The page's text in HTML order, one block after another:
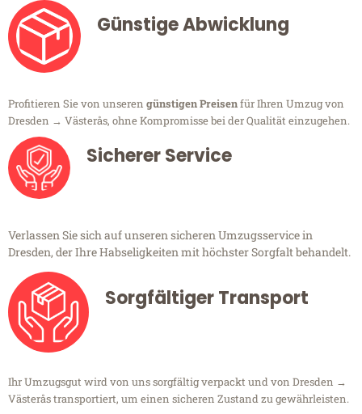
Günstige Abwicklung
Profitieren Sie von unseren günstigen Preisenfür Ihren Umzug von
Dresden → Västerås, ohne Kompromisse bei der Qualität einzugehen.
Sicherer Service
Verlassen Sie sich auf unseren sicheren Umzugsservice in
Dresden, der Ihre Habseligkeiten mit höchster Sorgfalt behandelt.
Sorgfältiger Transport
Ihr Umzugsgut wird von uns sorgfältig verpackt und von Dresden →
Västerås transportiert, um einen sicheren Zustand zu gewährleisten.